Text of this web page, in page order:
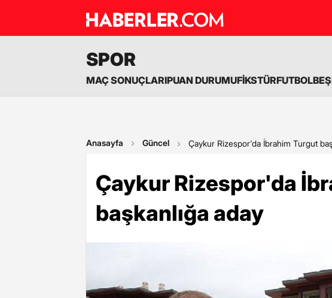
SPOR
MAÇ SONUÇLARIPUAN DURUMUFİKSTÜRFUTBOL
Anasayfa Güncel Çaykur Rizespor'da İbrahim Turgut
Çaykur Rizespor'da
başkanlığa aday